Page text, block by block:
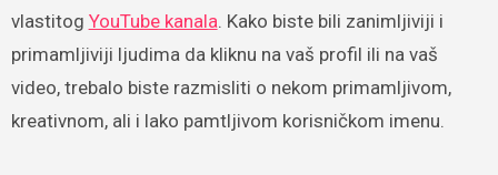
vlastitog YouTube kanala. Kako biste bili zanimljiviji i
primamljiviji ljudima da kliknu na vaš profil ili na vaš
video, trebalo biste razmisliti o nekom primamljivom,
kreativnom, ali i lako pamtljivom korisničkom imenu.